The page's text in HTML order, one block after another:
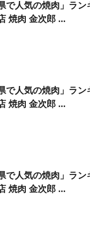
で人気の焼肉」ラ
焼肉 金次郎 ...
で人気の焼肉」ラ
焼肉 金次郎 ...
で人気の焼肉」ラ
焼肉 金次郎 ...